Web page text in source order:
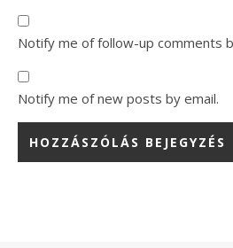
Notify me of follow-up comments
Notify me of new posts by email.